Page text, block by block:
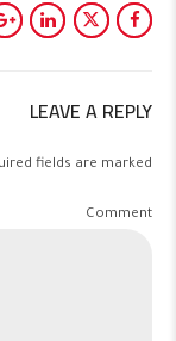
LEAVE A REPLY
fields are marked *
Comment